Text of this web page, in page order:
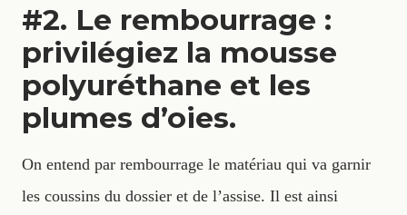
#2. Le rembourrage :
privilégiez la mousse
polyuréthane et les
plumes d’oies.
On entend par rembourrage le matériau qui va garnir
les coussins du dossier et de l’assise. Il est ainsi